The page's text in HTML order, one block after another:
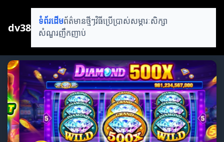
dv38 ទំព័រដើមព័ត៌មានថ្មីៗវិធីប្រើប្រាស់សម្ភារៈសិក្សា
សំណួរញឹកញាប់